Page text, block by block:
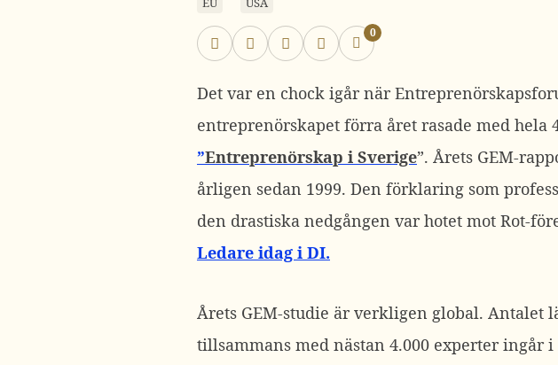
0
Det var en chock igår när
entreprenörskapet förra året rasade med
”Entreprenörskap i Sverige”. Årets GEM-
årligen sedan 1999. Den förklaring som
den drastiska nedgången var hotet mot Rot-
Ledare idag i DI.
Årets GEM-studie är verkligen global. Antalet
tillsammans med nästan 4.000 experter